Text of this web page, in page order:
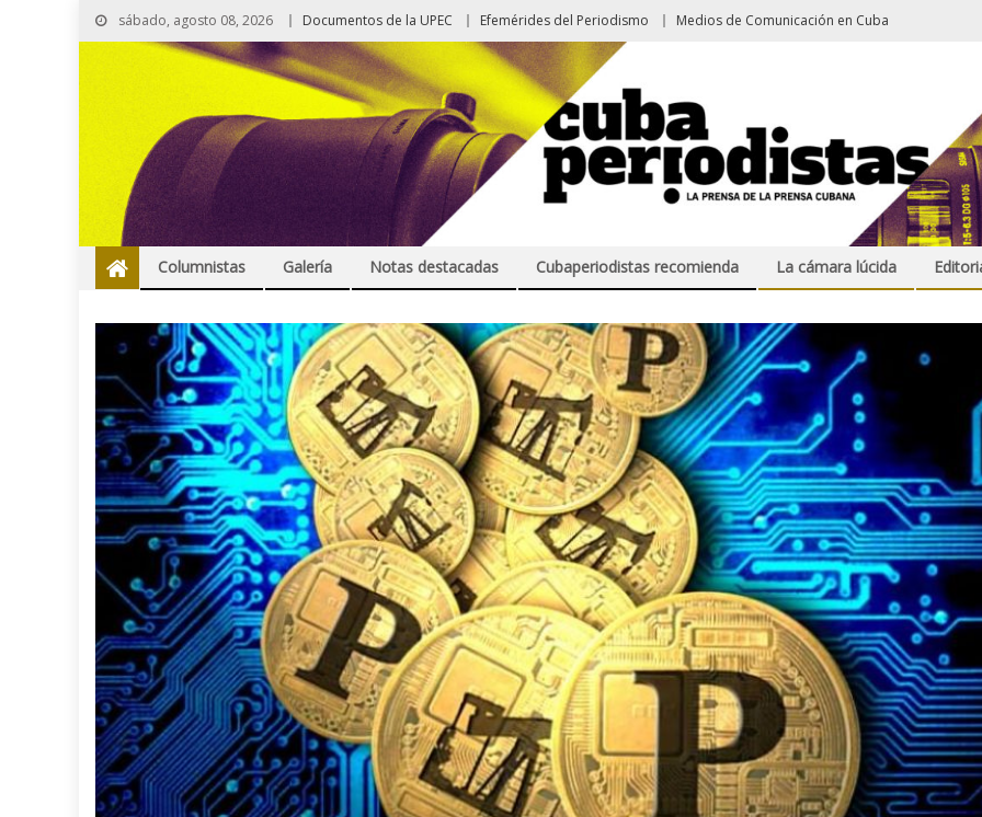
sábado, agosto 08, 2026 Documentos de la UPEC Efemérides del Periodismo Medios de Comunicación en Cuba
Columnistas Galería Notas destacadas Cubaperiodistas recomienda La cámara lúcida